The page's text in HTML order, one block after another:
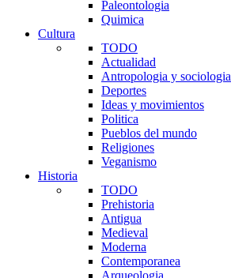
Paleontologia
Quimica
Cultura
TODO
Actualidad
Antropologia y sociologia
Deportes
Ideas y movimientos
Politica
Pueblos del mundo
Religiones
Veganismo
Historia
TODO
Prehistoria
Antigua
Medieval
Moderna
Contemporanea
Arqueologia